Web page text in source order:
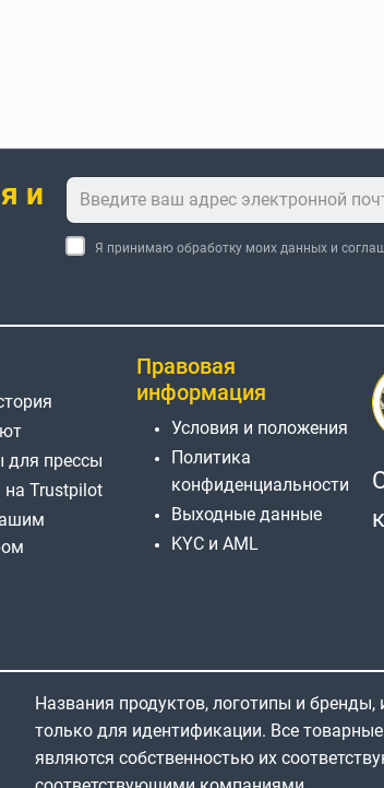
и
Я принимаю обработку моих данных и
для прессы
Trustpilot
Правовая
информация
Условия и положения
Политика
конфиденциальности
Выходные данные
KYC и AML
Названия продуктов, логотипы и
только для идентификации. Все
являются собственностью их